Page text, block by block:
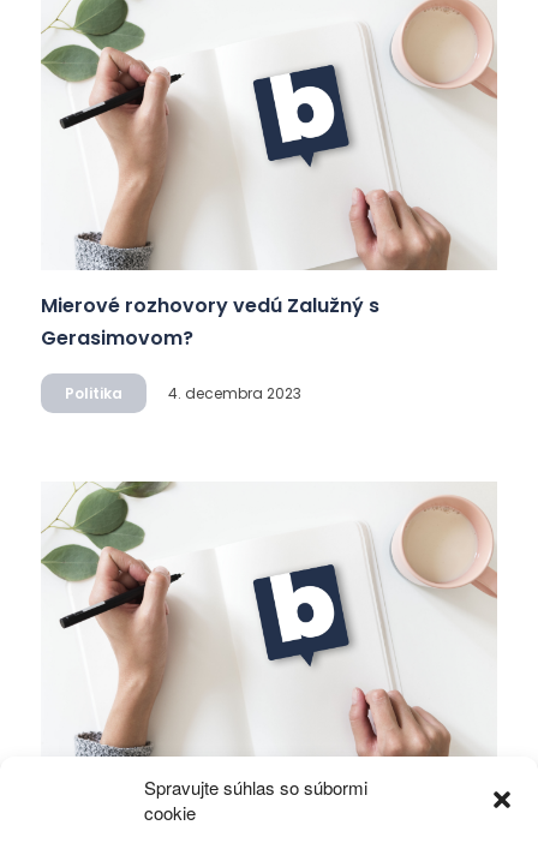
Spravujte súhlas so súbormi
cookie
Mierové rozhovory vedú Zalužný s
Gerasimovom?
Politika 4. decembra 2023
Ficova vláda a médiá…